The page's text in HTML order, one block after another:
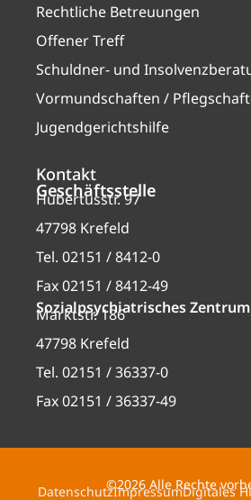
Rechtliche Betreuungen
Offener Treff
Schuldner- und
Vormundschaften /
Jugendgerichtshilfe
Kontakt
Geschäftsstelle
Hubertusstr. 97
47798 Krefeld
Tel. 02151 / 8412-0
Fax 02151 / 8412-49
Sozialpsychiatrisches Zentrum
Marktstr. 186
47798 Krefeld
Tel. 02151 / 36337-0
Fax 02151 / 36337-49
©2026 Alle Rechte
DatenschutzImpressumDigitales